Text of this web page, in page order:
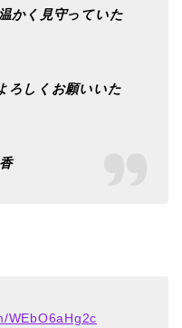
かく見守っていた
ろしくお願いいた
WEbO6aHg2c